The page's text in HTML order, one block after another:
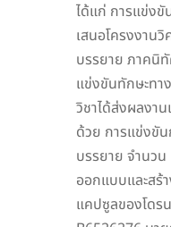
ได้แก่ การแข่งขั
เสนอโครงงาน
บรรยาย ภาคนิทั
แข่งขันทักษะทา
วิชาได้ส่งผลงา
ด้วย การแข่งขัน
บรรยาย จำนวน
ออกแบบและสร้
แคปซูลของโดร